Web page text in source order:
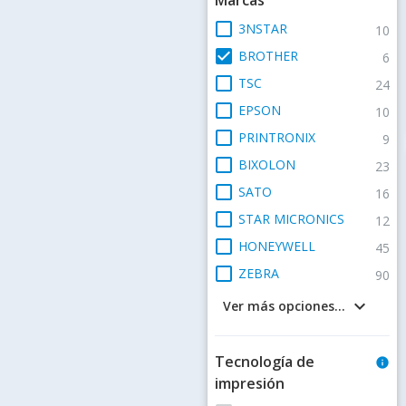
check_box_outline_blank 3NSTAR 10
check_box BROTHER 6
check_box_outline_blank TSC 24
check_box_outline_blank EPSON 10
check_box_outline_blank PRINTRONIX 9
check_box_outline_blank BIXOLON 23
check_box_outline_blank SATO 16
check_box_outline_blank STAR MICRONICS 12
check_box_outline_blank HONEYWELL 45
check_box_outline_blank ZEBRA 90
keyboard_arrow_down
Ver más opciones...
Tecnología de
impresión
info